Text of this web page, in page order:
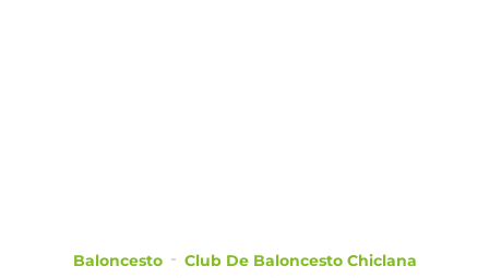
Baloncesto Club De Baloncesto Chiclana